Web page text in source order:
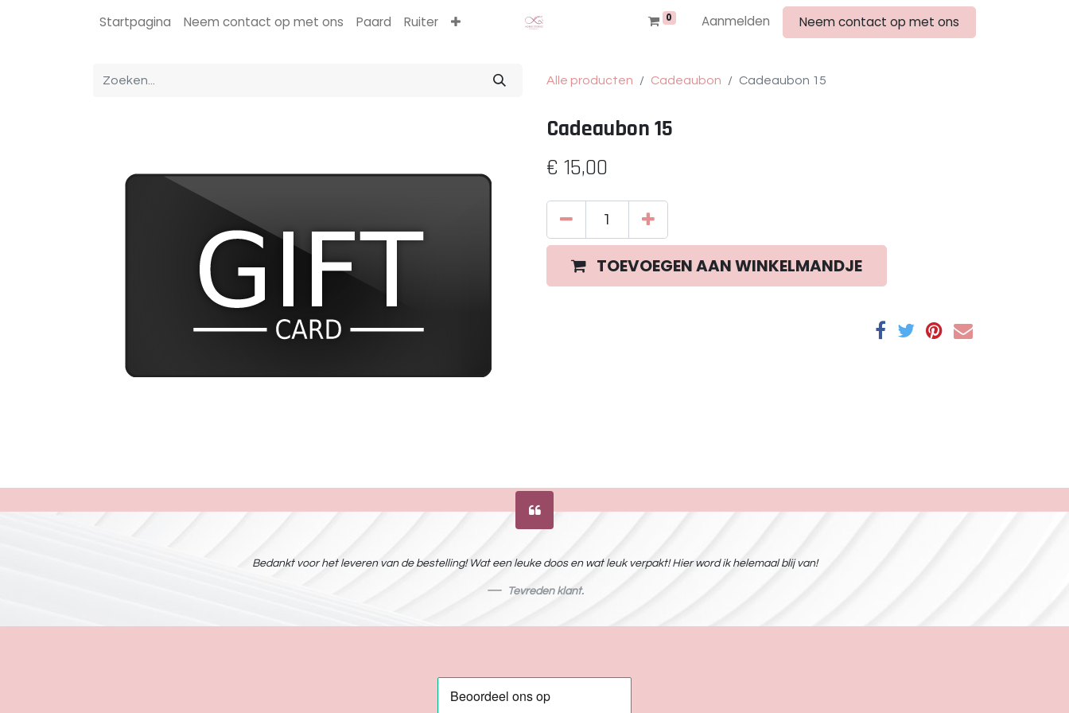
0 Aanmelden Neem contact op met ons
Startpagina Neem contact op met ons Paard Ruiter
Alle producten Cadeaubon Cadeaubon 15
Cadeaubon 15
€ 15,00
TOEVOEGEN AAN WINKELMANDJE
Bedankt voor het leveren van de bestelling! Wat een leuke doos en wat leuk verpakt! Hier word ik helemaal blij van!
Tevreden klant.